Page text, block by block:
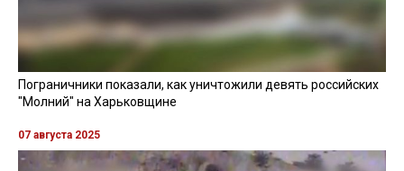
Пограничники показали, как уничтожили девять российских
"Молний" на Харьковщине
07 августа 2025